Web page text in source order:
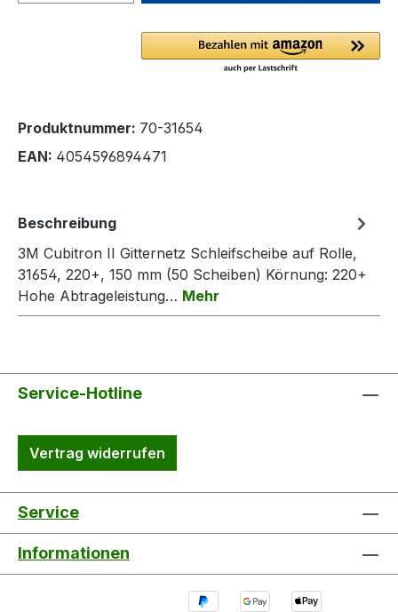
Produktnummer: 70-31654
EAN: 4054596894471
Beschreibung
3M Cubitron II Gitternetz Schleifscheibe auf Rolle,
31654, 220+, 150 mm (50 Scheiben) Körnung: 220+
Hohe Abtrageleistung… Mehr
Service-Hotline
Vertrag widerrufen
Service
Informationen